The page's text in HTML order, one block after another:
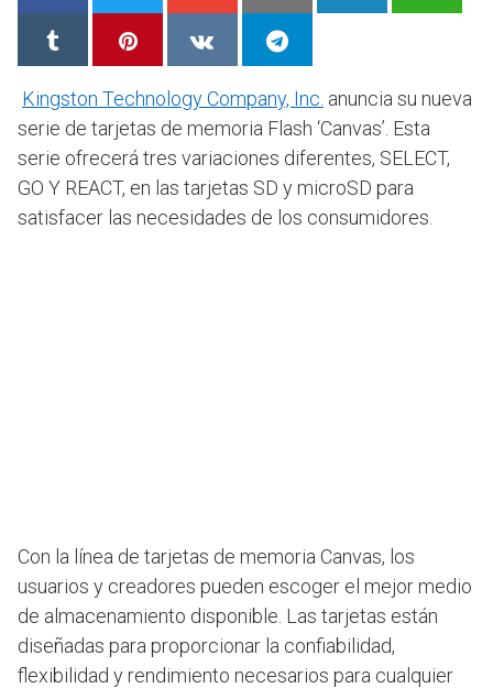
Kingston Technology Company, Inc. anuncia su nueva
serie de tarjetas de memoria Flash ‘Canvas’. Esta
serie ofrecerá tres variaciones diferentes, SELECT,
GO Y REACT, en las tarjetas SD y microSD para
satisfacer las necesidades de los consumidores.
Con la línea de tarjetas de memoria Canvas, los
usuarios y creadores pueden escoger el mejor medio
de almacenamiento disponible. Las tarjetas están
diseñadas para proporcionar la confiabilidad,
flexibilidad y rendimiento necesarios para cualquier